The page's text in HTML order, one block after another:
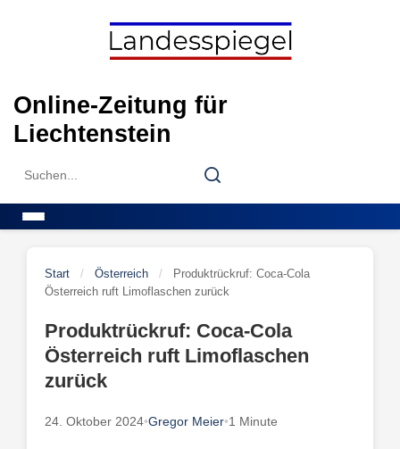
Online-Zeitung für
Liechtenstein
Search
Search
Start / Österreich /
Produktrückruf: Coca-Cola
Österreich ruft Limoflaschen zurück
Produktrückruf: Coca-Cola
Österreich ruft Limoflaschen
zurück
24. Oktober 2024•Gregor Meier•1 Minute